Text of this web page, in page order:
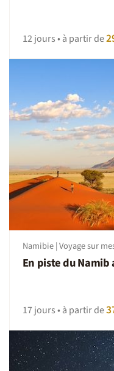
12 jours • à partir de
Namibie | Voyage sur
En piste du Namib
17 jours • à partir de